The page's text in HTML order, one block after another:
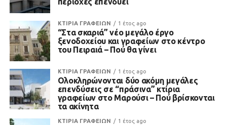
ΚΤΙΡΙΑ ΓΡΑΦΕΙΩΝ 1 έτος ago
“Στα σκαριά” νέο μεγάλο έργο
ξενοδοχείου και γραφείων στο κέντρο
του Πειραιά – Πού θα γίνει
ΚΤΙΡΙΑ ΓΡΑΦΕΙΩΝ 1 έτος ago
Ολοκληρώνονται δύο ακόμη μεγάλες
επενδύσεις σε “πράσινα” κτίρια
γραφείων στο Μαρούσι – Πού βρίσκονται
τα ακίνητα
ΚΤΙΡΙΑ ΓΡΑΦΕΙΩΝ 1 έτος ago